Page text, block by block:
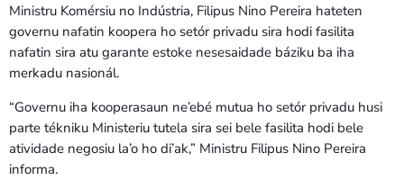
Ministru Komérsiu no Indústria, Filipus Nino Pereira hateten
governu nafatin koopera ho setór privadu sira hodi fasilita
nafatin sira atu garante estoke nesesaidade báziku ba iha
merkadu nasionál.
“Governu iha kooperasaun ne’ebé mutua ho setór privadu husi
parte tékniku Ministeriu tutela sira sei bele fasilita hodi bele
atividade negosiu la’o ho di’ak,” Ministru Filipus Nino Pereira
informa.